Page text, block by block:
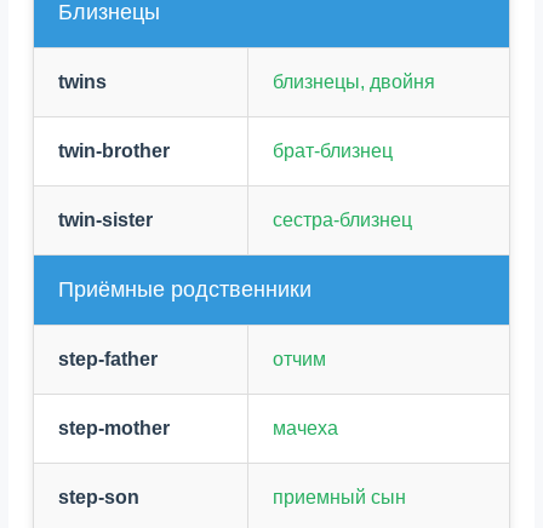
Близнецы
twins близнецы, двойня
twin-brother брат-близнец
twin-sister сестра-близнец
Приёмные родственники
step-father отчим
step-mother мачеха
step-son приемный сын